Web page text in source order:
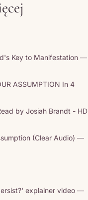
Key to Manifestation —
ASSUMPTION In 4
by Josiah Brandt - HD
(Clear Audio) —
explainer video —